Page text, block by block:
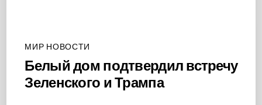
МИР НОВОСТИ
Белый дом подтвердил встречу
Зеленского и Трампа